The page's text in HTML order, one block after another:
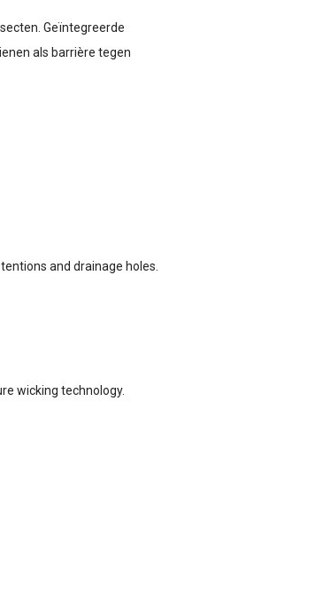
Geïntegreerde
als barrière tegen
and drainage holes.
wicking technology.